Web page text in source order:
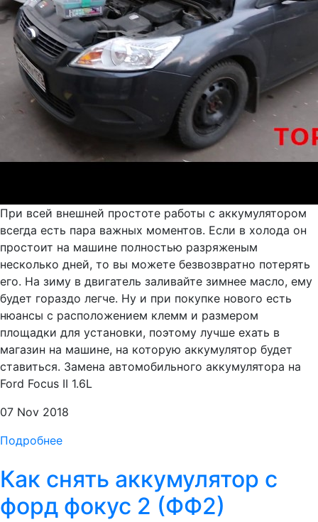
При всей внешней простоте работы с аккумулятором
всегда есть пара важных моментов. Если в холода он
простоит на машине полностью разряженым
несколько дней, то вы можете безвозвратно потерять
его. На зиму в двигатель заливайте зимнее масло, ему
будет гораздо легче. Ну и при покупке нового есть
нюансы с расположением клемм и размером
площадки для установки, поэтому лучше ехать в
магазин на машине, на которую аккумулятор будет
ставиться. Замена автомобильного аккумулятора на
Ford Focus II 1.6L
07 Nov 2018
Подробнее
Как снять аккумулятор с
форд фокус 2 (ФФ2)